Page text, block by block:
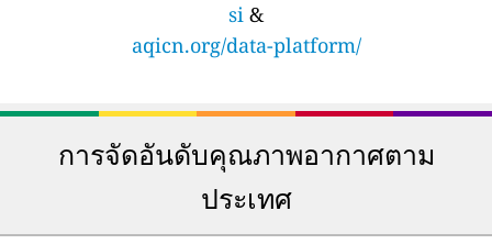
si &
aqicn.org/data-platform/
การจัดอันดับคุณภาพอากาศตาม
ประเทศ